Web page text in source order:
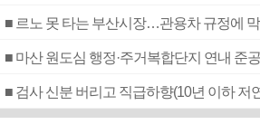
■ 르노 못 타는 부산시장…관용차 규정에
■ 마산 원도심 행정·주거복합단지 연내 준